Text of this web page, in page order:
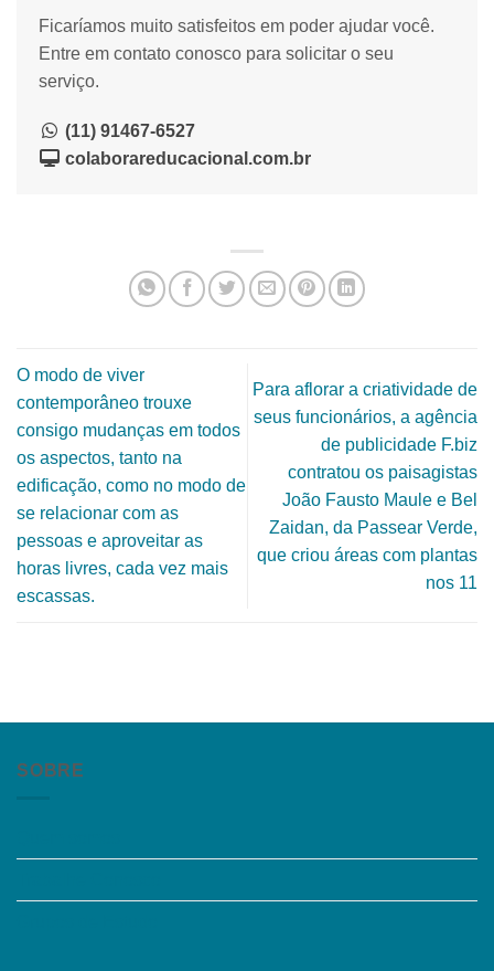
Ficaríamos muito satisfeitos em poder ajudar você.
Entre em contato conosco para solicitar o seu
serviço.
(11) 91467-6527
colaborareducacional.com.br
O modo de viver
contemporâneo trouxe
consigo mudanças em todos
os aspectos, tanto na
edificação, como no modo de
se relacionar com as
pessoas e aproveitar as
horas livres, cada vez mais
escassas.
Para aflorar a criatividade de
seus funcionários, a agência
de publicidade F.biz
contratou os paisagistas
João Fausto Maule e Bel
Zaidan, da Passear Verde,
que criou áreas com plantas
nos 11
SOBRE